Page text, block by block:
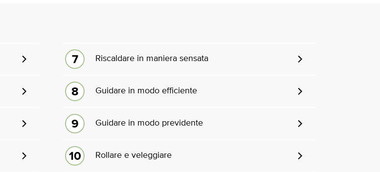
Riscaldare in maniera sensata
Guidare in modo efficiente
Guidare in modo previdente
Rollare e veleggiare